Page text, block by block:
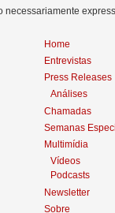
Home
Entrevistas
Press Releases
Análises
Chamadas
Semanas
Multimídia
Vídeos
Podcasts
Newsletter
Sobre